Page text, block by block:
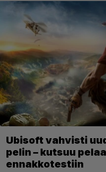
Ubisoft vahvisti
pelin – kutsuu
ennakkotestiin